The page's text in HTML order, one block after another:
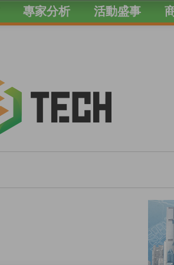
專家分析 活動盛事